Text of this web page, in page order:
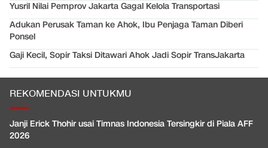
Yusril Nilai Pemprov Jakarta Gagal Kelola Transportasi
Adukan Perusak Taman ke Ahok, Ibu Penjaga Taman Diberi
Ponsel
Gaji Kecil, Sopir Taksi Ditawari Ahok Jadi Sopir TransJakarta
REKOMENDASI UNTUKMU
Janji Erick Thohir usai Timnas Indonesia Tersingkir di Piala AFF
2026